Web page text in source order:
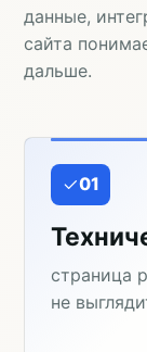
данные,
сайта
дальше.
01
страница
не